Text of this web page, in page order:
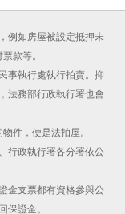
例如房屋被設定抵押未
款等。
事執行處執行拍賣。抑
法務部行政執行署也會
件，便是法拍屋。
行政執行署各分署依公
金支票都有資格參與公
證金。